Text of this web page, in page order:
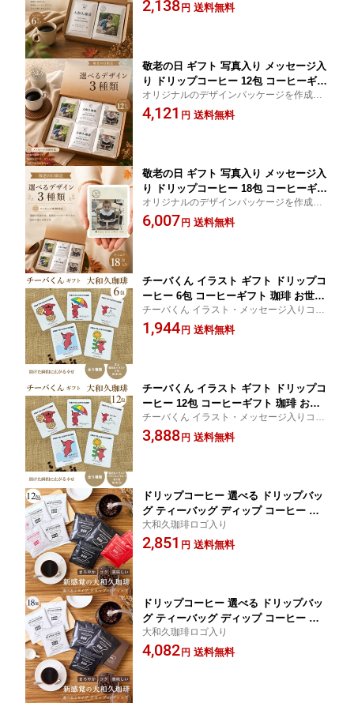
敬老の日 写真入り 結婚 メッセージ 名
2,138円 送料無料
敬老の日 ギフト 写真入り メッセージ入
り ドリップコーヒー 12包 コーヒーギフ
ト 写真入り コーヒー ギフト 珈琲 内祝
敬老の日 写真入り 結婚 メッセージ 名
オリジナルのデザインパッケージを作成で
きるコーヒーギフトです
4,121 円 送料無料
敬老の日 ギフト 写真入り メッセージ入
り ドリップコーヒー 18包 コーヒーギフ
ト お礼 コーヒー ギフト 珈琲 内祝 敬老
の日 写真入り 結婚 メッセージ 名入れ
オリジナルのデザインパッケージを作成で
きるコーヒーギフトです
6,007円 送料無料
チーバくん イラスト ギフト ドリップコ
ーヒー 6包 コーヒーギフト 珈琲 お世話
になっている方へ 贈答 プレゼント プチ
ギフト プレゼント
チーバくん イラスト・メッセージ入りコー
ヒーギフトです。たっぷり10g
1,944円 送料無料
チーバくん イラスト ギフト ドリップコ
ーヒー 12包 コーヒーギフト 珈琲 お世
話になっている方へ 贈答 プレゼント プ
チギフト プレゼント
チーバくん イラスト・メッセージ入りコー
ヒーギフトです。たっぷり10g
3,888円 送料無料
ドリップコーヒー 選べる ドリップバッ
グ ティーバッグ ディップ コーヒー ス
ペシャルブレンド 10g × 12包 ドリップ
ティーバック 個包装 水素水 焙煎 珈琲
大和久珈琲ロゴ入り
2,851 円 送料無料
ドリップコーヒー 選べる ドリップバッ
グ ティーバッグ ディップ コーヒー ス
ペシャルブレンド 10g × 18包 ドリップ
ティーバック 個包装 水素水 焙煎 珈琲
大和久珈琲ロゴ入り
4,082円 送料無料